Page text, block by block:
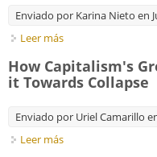
Enviado por Karina Nieto en
Leer más
How Capitalism's
it Towards Collapse
Enviado por Uriel Camarillo
Leer más